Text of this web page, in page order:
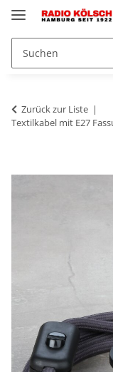
Zurück zur Liste
Textilkabel mit E27